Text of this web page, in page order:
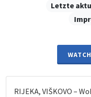
Letzte
RIJEKA, VIŠKOVO –